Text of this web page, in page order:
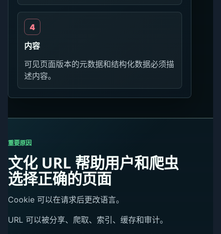
内容
可见页面版本的元数据和结构化数据必须描
述内容。
重要原因
文化 URL 帮助用户和爬虫
选择正确的页面
Cookie 可以在请求后更改语言。
URL 可以被分享、爬取、索引、缓存和审计。